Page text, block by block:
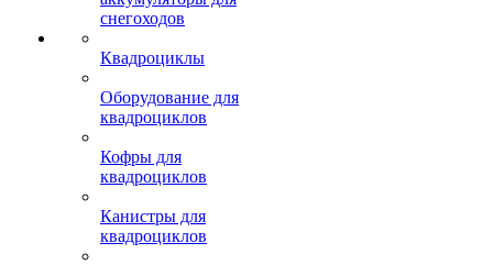
снегоходов
Квадроциклы
Оборудование для
квадроциклов
Кофры для
квадроциклов
Канистры для
квадроциклов